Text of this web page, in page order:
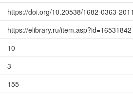
https://doi.org/10.20538/1682-0363-
https://elibrary.ru/item.asp?id=16531842
10
3
155